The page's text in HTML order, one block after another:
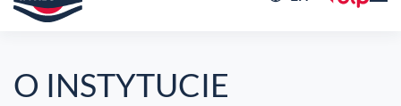
O INSTYTUCIE